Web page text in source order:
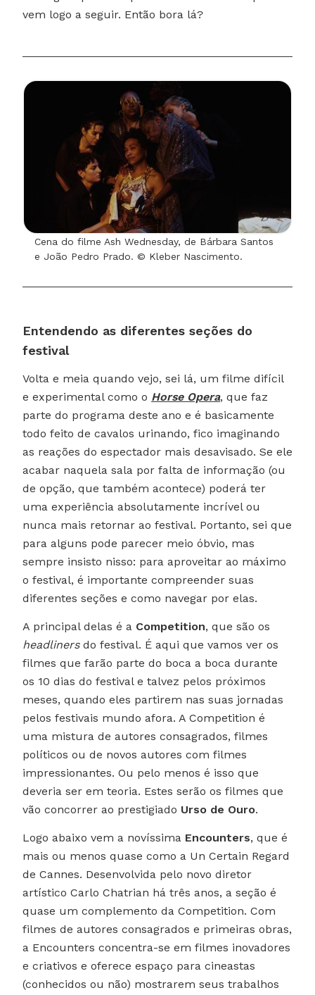
vem logo a seguir. Então bora lá?
Cena do filme Ash Wednesday, de Bárbara Santos
e João Pedro Prado. © Kleber Nascimento.
Entendendo as diferentes seções do
festival
Volta e meia quando vejo, sei lá, um filme difícil
e experimental como o Horse Opera, que faz
parte do programa deste ano e é basicamente
todo feito de cavalos urinando, fico imaginando
as reações do espectador mais desavisado. Se ele
acabar naquela sala por falta de informação (ou
de opção, que também acontece) poderá ter
uma experiência absolutamente incrível ou
nunca mais retornar ao festival. Portanto, sei que
para alguns pode parecer meio óbvio, mas
sempre insisto nisso: para aproveitar ao máximo
o festival, é importante compreender suas
diferentes seções e como navegar por elas.
A principal delas é a Competition, que são os
headlinersdo festival. É aqui que vamos ver os
filmes que farão parte do boca a boca durante
os 10 dias do festival e talvez pelos próximos
meses, quando eles partirem nas suas jornadas
pelos festivais mundo afora. A Competition é
uma mistura de autores consagrados, filmes
políticos ou de novos autores com filmes
impressionantes. Ou pelo menos é isso que
deveria ser em teoria. Estes serão os filmes que
vão concorrer ao prestigiado Urso de Ouro.
Logo abaixo vem a novíssima Encounters, que é
mais ou menos quase como a Un Certain Regard
de Cannes. Desenvolvida pelo novo diretor
artístico Carlo Chatrian há três anos, a seção é
quase um complemento da Competition. Com
filmes de autores consagrados e primeiras obras,
a Encounters concentra-se em filmes inovadores
e criativos e oferece espaço para cineastas
(conhecidos ou não) mostrarem seus trabalhos